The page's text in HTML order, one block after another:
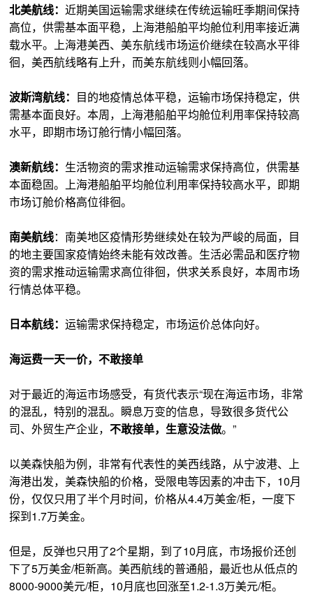
北美航线：近期美国运输需求继续在传统运输旺季期间保持
高位，供需基本面平稳，上海港船舶平均舱位利用率接近满
载水平。上海港美西、美东航线市场运价继续在较高水平徘
徊，美西航线略有上升，而美东航线则小幅回落。
波斯湾航线： 目的地疫情总体平稳，运输市场保持稳定，供
需基本面良好。本周，上海港船舶平均舱位利用率保持较高
水平，即期市场订舱行情小幅回落。
澳新航线： 生活物资的需求推动运输需求保持高位，供需基
本面稳固。上海港船舶平均舱位利用率保持较高水平，即期
市场订舱价格高位徘徊。
南美航线：南美地区疫情形势继续处在较为严峻的局面，目
的地主要国家疫情始终未能有效改善。生活必需品和医疗物
资的需求推动运输需求高位徘徊，供求关系良好，本周市场
行情总体平稳。
日本航线：运输需求保持稳定，市场运价总体向好。
海运费一天一价，不敢接单
对于最近的海运市场感受，有货代表示“现在海运市场，非常
的混乱，特别的混乱。瞬息万变的信息，导致很多货代公
司、外贸生产企业，不敢接单，生意没法做。”
以美森快船为例，非常有代表性的美西线路，从宁波港、上
海港出发，美森快船的价格，受限电等因素的冲击下，10月
份，仅仅只用了半个月时间，价格从4.4万美金/柜，一度下
探到1.7万美金。
但是，反弹也只用了2个星期，到了10月底，市场报价还创
下了5万美金/柜新高。美西航线的普通船，最近也从低点的
8000-9000美元/柜，10月底也回涨至1.2-1.3万美元/柜。